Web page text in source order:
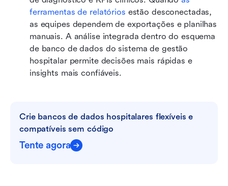
ferramentas de relatórios estão desconectadas,
as equipes dependem de exportações e planilhas
manuais. A análise integrada dentro do esquema
de banco de dados do sistema de gestão
hospitalar permite decisões mais rápidas e
insights mais confiáveis.
Crie bancos de dados hospitalares flexíveis e
compatíveis sem código
Tente agora